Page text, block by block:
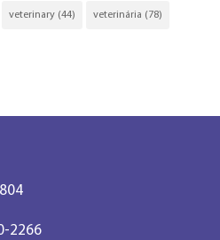
veterinary(44) veterinária (78)
2266